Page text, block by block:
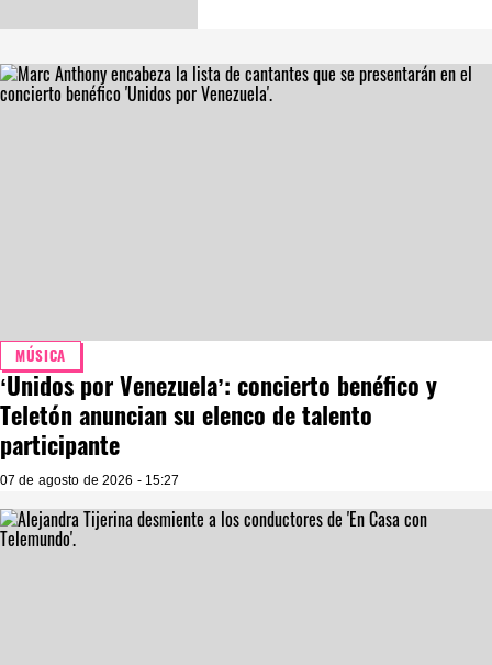
MÚSICA
‘Unidos por Venezuela’: concierto benéfico y
Teletón anuncian su elenco de talento
participante
07 de agosto de 2026 - 15:27